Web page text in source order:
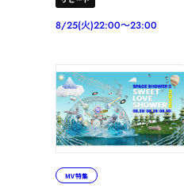
8/25(火)22:00～23:00
MV特集